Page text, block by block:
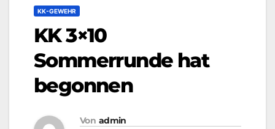
KK-GEWEHR
KK 3×10
Sommerrunde hat
begonnen
Von admin